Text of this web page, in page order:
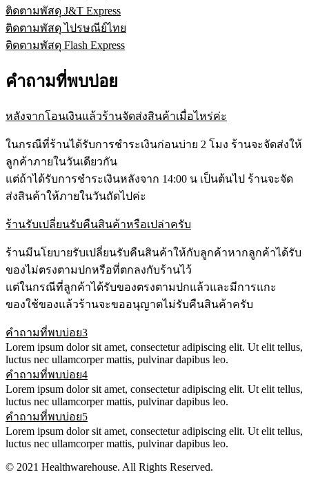
ติดตามพัสดุ J&T Express
ติดตามพัสดุ ไปรษณีย์ไทย
ติดตามพัสดุ Flash Express
คำถามที่พบบ่อย
หลังจากโอนเงินแล้วร้านจัดส่งสินค้าเมื่อไหร่ค่ะ
ในกรณีที่ร้านได้รับการชำระเงินก่อนบ่าย 2 โมง ร้านจะจัดส่งให้
ลูกค้าภายในวันเดียวกัน
แต่ถ้าได้รับการชำระเงินหลังจาก 14:00 น เป็นต้นไป ร้านจะจัด
ส่งสินค้าให้ภายในวันถัดไปค่ะ
ร้านรับเปลี่ยนรับคืนสินค้าหรือเปล่าครับ
ร้านมีนโยบายรับเปลี่ยนรับคืนสินค้าให้กับลูกค้าหากลูกค้าได้รับ
ของไม่ตรงตามปกหรือที่ตกลงกับร้านไว้
แต่ในกรณีที่ลูกค้าได้รับของตรงตามปกแล้วและมีการแกะ
ของใช้ของแล้วร้านจะขออนุญาตไม่รับคืนสินค้าครับ
คำถามที่พบบ่อย3
Lorem ipsum dolor sit amet, consectetur adipiscing elit. Ut elit tellus,
luctus nec ullamcorper mattis, pulvinar dapibus leo.
คำถามที่พบบ่อย4
Lorem ipsum dolor sit amet, consectetur adipiscing elit. Ut elit tellus,
luctus nec ullamcorper mattis, pulvinar dapibus leo.
คำถามที่พบบ่อย5
Lorem ipsum dolor sit amet, consectetur adipiscing elit. Ut elit tellus,
luctus nec ullamcorper mattis, pulvinar dapibus leo.
© 2021 Healthwarehouse. All Rights Reserved.